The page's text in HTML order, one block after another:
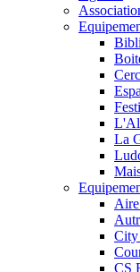
La
City
CS